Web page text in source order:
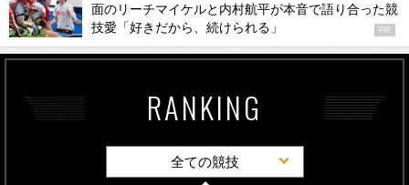
面のリーチマイケルと内村航平が本音で語り合った競
技愛「好きだから、続けられる」
PR
RANKING
全ての競技